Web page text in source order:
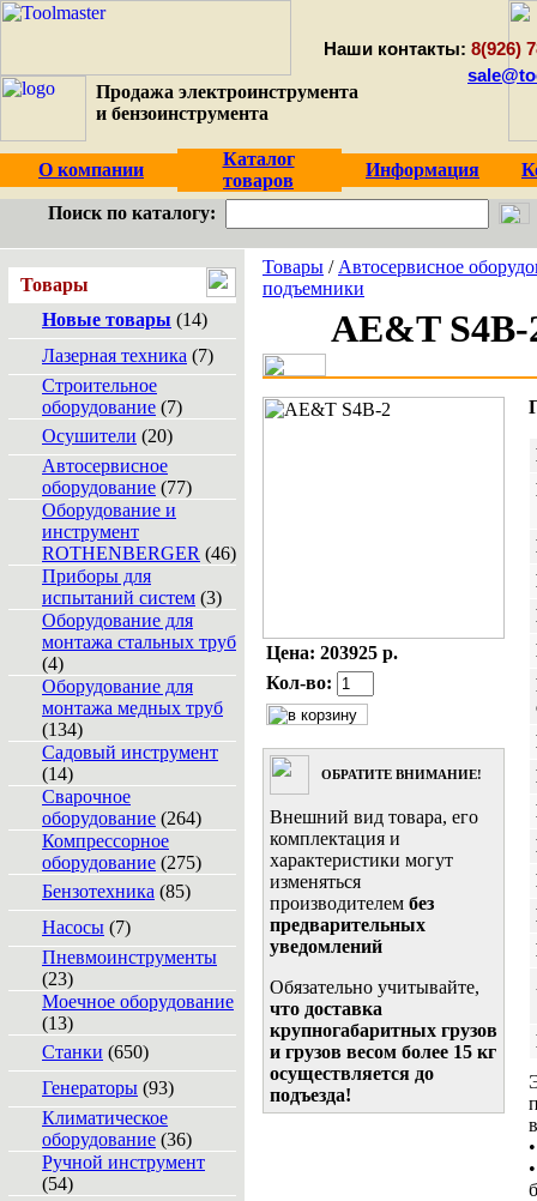
Продажа электроинструмента
и бензоинструмента
Наши контакты: 8(926)
О компании
Каталог
товаров
Информация
Поиск по каталогу:
Товары
Новые товары (14)
Лазерная техника (7)
Строительное
оборудование (7)
Осушители (20)
Автосервисное
оборудование (77)
Оборудование и
инструмент
ROTHENBERGER (46)
Приборы для
испытаний систем (3)
Оборудование для
монтажа стальных труб
(4)
Оборудование для
монтажа медных труб
(134)
Садовый инструмент
(14)
Сварочное
оборудование (264)
Компрессорное
оборудование (275)
Бензотехника (85)
Насосы (7)
Пневмоинструменты
(23)
Моечное оборудование
(13)
Станки (650)
Генераторы (93)
Климатическое
оборудование (36)
Ручной инструмент
(54)
Товары / Автосервисное
подъемники
AE&T S4B-
Цена: 203925 р.
Кол-во:
ОБРАТИТЕ ВНИМАНИЕ!
Внешний вид товара, его
комплектация и
характеристики могут
изменяться
производителем без
предварительных
уведомлений
Обязательно учитывайте,
что доставка
крупногабаритных грузов
и грузов весом более 15 кг
осуществляется до
подъезда!